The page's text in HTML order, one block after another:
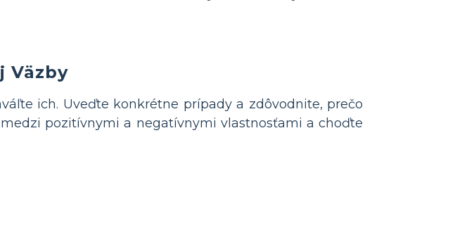
Väzby
ich. Uveďte konkrétne prípady a zdôvodnite, prečo
pozitívnymi a negatívnymi vlastnosťami a choďte